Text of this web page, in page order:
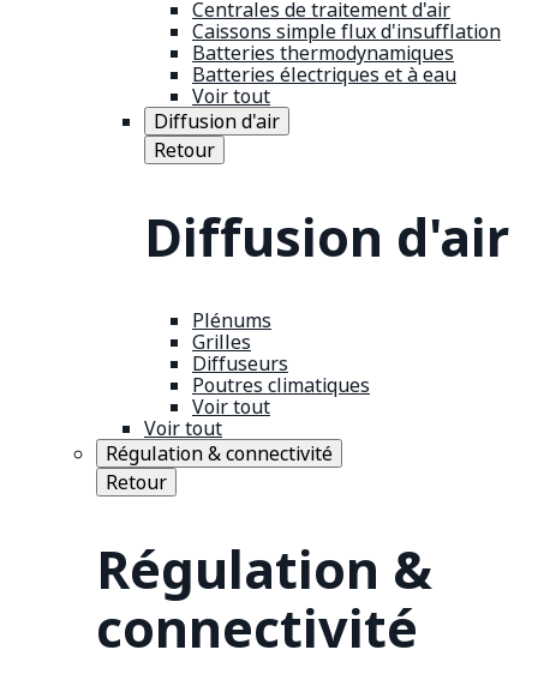
Centrales de traitement d'air
Caissons simple flux d'insufflation
Batteries thermodynamiques
Batteries électriques et à eau
Voir tout
Diffusion d'air
Retour
Diffusion d'air
Plénums
Grilles
Diffuseurs
Poutres climatiques
Voir tout
Voir tout
Régulation & connectivité
Retour
Régulation &
connectivité